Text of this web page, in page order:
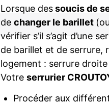
Lorsque dessoucis de
de changer le barillet
vérifier s’il s’agit d’une
de barillet et de serrure,
logement : serrure
Votre serrurier
Procéder aux